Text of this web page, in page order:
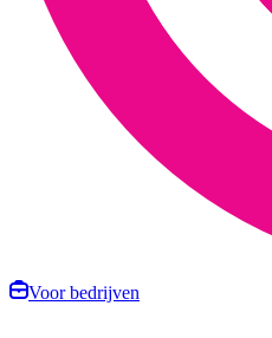
Voor bedrijven